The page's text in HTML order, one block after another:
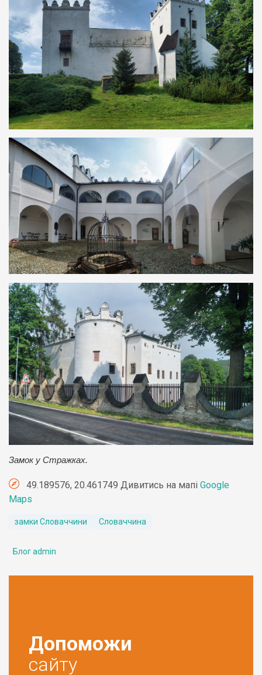
Замок у Стражках.
49.189576, 20.461749 Дивитись на мапі Google
Maps
замки Словаччини Словаччина
Блог admin
Допоможи
сайту